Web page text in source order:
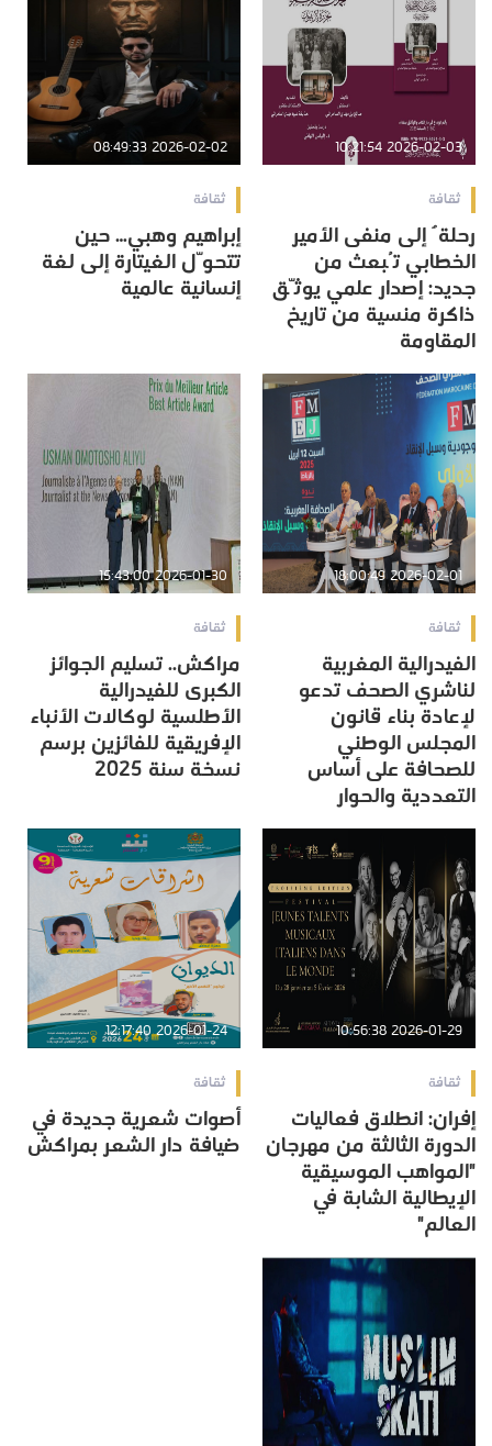
2026-02-03 10:21:54
ثقافة
رحلةٌ إلى منفى الأمير
الخطابي تُبعث من
جديد: إصدار علمي يوثّق
ذاكرة منسية من تاريخ
المقاومة
2026-02-02 08:49:33
ثقافة
إبراهيم وهبي… حين
تتحوّل الغيتارة إلى لغة
إنسانية عالمية
2026-02-01 18:00:49
ثقافة
الفيدرالية المغربية
لناشري الصحف تدعو
لإعادة بناء قانون
المجلس الوطني
للصحافة على أساس
التعددية والحوار
2026-01-30 15:43:00
ثقافة
مراكش.. تسليم الجوائز
الكبرى للفيدرالية
الأطلسية لوكالات الأنباء
الإفريقية للفائزين برسم
نسخة سنة 2025
2026-01-29 10:56:38
ثقافة
إفران: انطلاق فعاليات
الدورة الثالثة من مهرجان
"المواهب الموسيقية
الإيطالية الشابة في
العالم"
2026-01-24 12:17:40
ثقافة
أصوات شعرية جديدة في
ضيافة دار الشعر بمراكش‎